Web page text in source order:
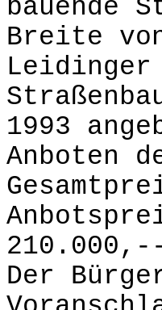
bauende
Breite
1993
Anboten
Der